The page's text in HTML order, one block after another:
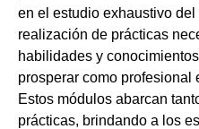
en el estudio exhaustivo
realización de prácticas
habilidades y
prosperar como profesional
Estos módulos abarcan
prácticas, brindando a los